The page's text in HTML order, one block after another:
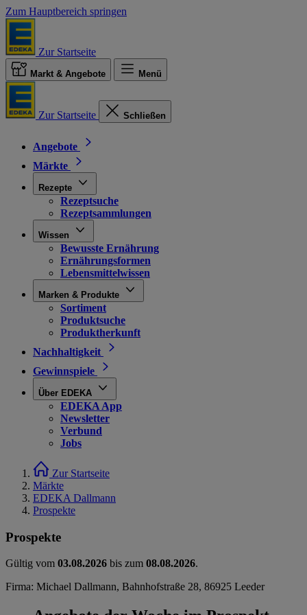
Zum Hauptbereich springen
Zur Startseite
Markt & Angebote Menü
Zur Startseite Schließen
Angebote
Märkte
Rezepte
Rezeptsuche
Rezeptsammlungen
Wissen
Bewusste Ernährung
Ernährungsformen
Lebensmittelwissen
Marken & Produkte
Sortiment
Produktsuche
Produktherkunft
Nachhaltigkeit
Gewinnspiele
Über EDEKA
EDEKA App
Newsletter
Verbund
Jobs
Zur Startseite
Märkte
EDEKA Dallmann
Prospekte
Prospekte
Gültig vom 03.08.2026 bis zum 08.08.2026.
Firma: Michael Dallmann, Bahnhofstraße 28, 86925 Leeder